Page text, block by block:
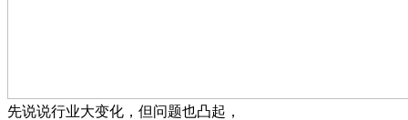
先说说行业大变化，但问题也凸起，